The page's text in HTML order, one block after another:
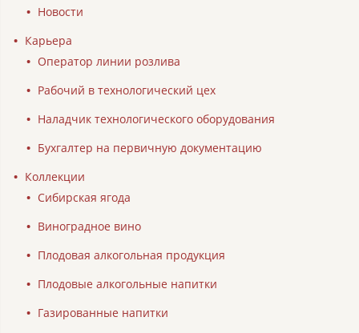
Новости
Карьера
Оператор линии розлива
Рабочий в технологический цех
Наладчик технологического оборудования
Бухгалтер на первичную документацию
Коллекции
Сибирская ягода
Виноградное вино
Плодовая алкогольная продукция
Плодовые алкогольные напитки
Газированные напитки